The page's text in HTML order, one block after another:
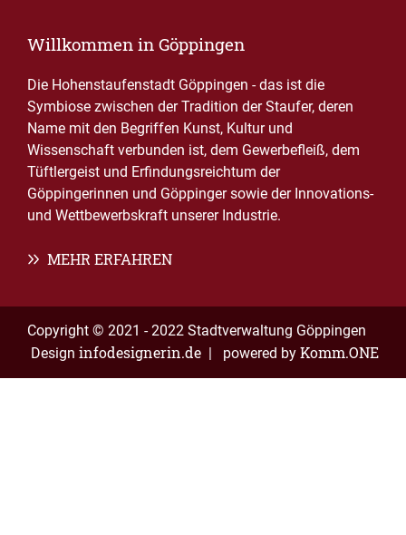
Willkommen in Göppingen
Die Hohenstaufenstadt Göppingen - das ist die
Symbiose zwischen der Tradition der Staufer, deren
Name mit den Begriffen Kunst, Kultur und
Wissenschaft verbunden ist, dem Gewerbefleiß, dem
Tüftlergeist und Erfindungsreichtum der
Göppingerinnen und Göppinger sowie der Innovations-
und Wettbewerbskraft unserer Industrie.
MEHR ERFAHREN
Copyright © 2021 - 2022 Stadtverwaltung Göppingen
Design infodesignerin.de | powered by Komm.ONE